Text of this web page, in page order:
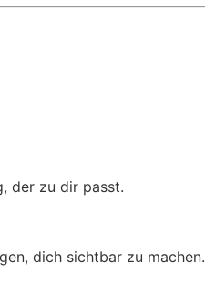
der zu dir passt.
dich sichtbar zu machen.